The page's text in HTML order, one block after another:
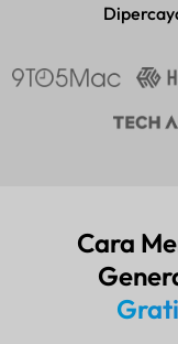
Cara